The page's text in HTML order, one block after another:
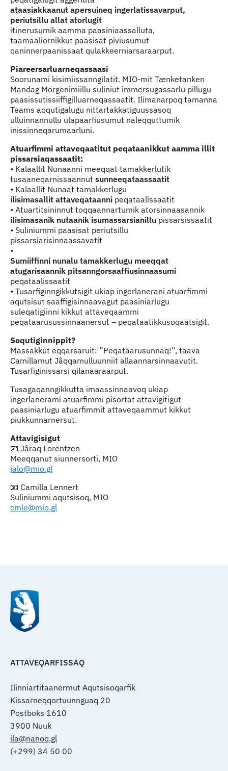
ataasiakkaanut apersuineq ingerlatissavarput,
periutsillu allat atorlugit
itinerusumik aamma paasiniaassalluta,
taamaaliornikkut paasisat piviusumut
qaninnerpaanissaat qulakkeerniarsaraarput.
Piareersarluarneqassaasi
Soorunami kisimiissanngilatit. MIO-mit Tænketanken
Mandag Morgenimiillu suliniut immersugassarlu pillugu
paasissutissiiffigilluarneqassaatit. Ilimanarpoq tamanna
Teams aqqutigalugu nittartakkatiguussasoq
ulluinnannullu ulapaarfiusumut naleqquttumik
inissinneqarumaarluni.
Atuarfimmi attaveqaatitut peqataanikkut aamma illit
pissarsiaqassaatit:
• Kalaallit Nunaanni meeqqat tamakkerlutik
tusaaneqarnissaannut sunneeqataassaatit
• Kalaallit Nunaat tamakkerlugu
ilisimasallit attaveqataanni peqataalissaatit
• Atuartitsininnut toqqaannartumik atorsinnaasannik
ilisimasanik nutaanik isumassarsianillu pissarsissaatit
• Suliniummi paasisat periutsillu
pissarsiarisinnaassavatit
•
Sumiiffinni nunalu tamakkerlugu meeqqat
atugarisaannik pitsanngorsaaffiusinnaasumi
peqataalissaatit
• Tusarfiginngikkutsigit ukiap ingerlanerani atuarfimmi
aqutsisut saaffigisinnaavagut paasiniarlugu
suleqatigiinni kikkut attaveqaammi
peqataarusussinnaanersut – peqataatikkusoqaatsigit.
Soqutiginnippit?
Massakkut eqqarsaruit: ”Peqataarusunnaq!”, taava
Camillamut Jâqqamulluunniit allaannarsinnaavutit.
Tusarfiginissarsi qilanaaraarput.
Tusagaqanngikkutta imaassinnaavoq ukiap
ingerlanerami atuarfimmi pisortat attavigitigut
paasiniarlugu atuarfimmit attaveqaammut kikkut
piukkunnarnersut.
Attavigisigut
📧 Jâraq Lorentzen
Meeqqanut siunnersorti, MIO
jalo@mio.gl
📧 Camilla Lennert
Suliniummi aqutsisoq, MIO
cmle@mio.gl
ATTAVEQARFISSAQ
Ilinniartitaanermut Aqutsisoqarfik
Kissarneqqortuunnguaq 20
Postboks 1610
3900 Nuuk
ila@nanoq.gl
(+299) 34 50 00